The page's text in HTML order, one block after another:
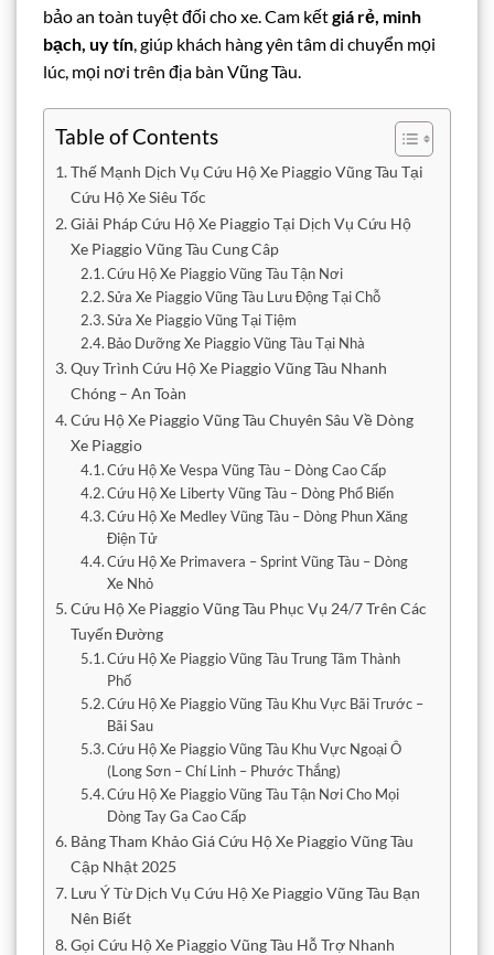
bảo an toàn tuyệt đối cho xe. Cam kếtgiá rẻ, minh
bạch, uy tín, giúp khách hàng yên tâm di chuyển mọi
lúc, mọi nơi trên địa bàn Vũng Tàu.
Table of Contents
Thế Mạnh Dịch Vụ Cứu Hộ Xe Piaggio Vũng Tàu Tại
Cứu Hộ Xe Siêu Tốc
Giải Pháp Cứu Hộ Xe Piaggio Tại Dịch Vụ Cứu Hộ
Xe Piaggio Vũng Tàu Cung Câp
Cứu Hộ Xe Piaggio Vũng Tàu Tận Nơi
Sửa Xe Piaggio Vũng Tàu Lưu Động Tại Chỗ
Sửa Xe Piaggio Vũng Tại Tiệm
Bảo Dưỡng Xe Piaggio Vũng Tàu Tại Nhà
Quy Trình Cứu Hộ Xe Piaggio Vũng Tàu Nhanh
Chóng – An Toàn
Cứu Hộ Xe Piaggio Vũng Tàu Chuyên Sâu Về Dòng
Xe Piaggio
Cứu Hộ Xe Vespa Vũng Tàu – Dòng Cao Cấp
Cứu Hộ Xe Liberty Vũng Tàu – Dòng Phổ Biến
Cứu Hộ Xe Medley Vũng Tàu – Dòng Phun Xăng
Điện Tử
Cứu Hộ Xe Primavera – Sprint Vũng Tàu – Dòng
Xe Nhỏ
Cứu Hộ Xe Piaggio Vũng Tàu Phục Vụ 24/7 Trên Các
Tuyến Đường
Cứu Hộ Xe Piaggio Vũng Tàu Trung Tâm Thành
Phố
Cứu Hộ Xe Piaggio Vũng Tàu Khu Vực Bãi Trước –
Bãi Sau
Cứu Hộ Xe Piaggio Vũng Tàu Khu Vực Ngoại Ô
(Long Sơn – Chí Linh – Phước Thắng)
Cứu Hộ Xe Piaggio Vũng Tàu Tận Nơi Cho Mọi
Dòng Tay Ga Cao Cấp
Bảng Tham Khảo Giá Cứu Hộ Xe Piaggio Vũng Tàu
Cập Nhật 2025
Lưu Ý Từ Dịch Vụ Cứu Hộ Xe Piaggio Vũng Tàu Bạn
Nên Biết
Gọi Cứu Hộ Xe Piaggio Vũng Tàu Hỗ Trợ Nhanh